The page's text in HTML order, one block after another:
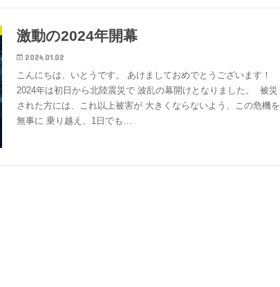
激動の2024年開幕
2024.01.02
こんにちは、いとうです。 あけましておめでとうございます！ ㅤㅤ
2024年は初日から北陸震災で 波乱の幕開けとなりました。 ㅤ 被災
された方には、これ以上被害が 大きくならないよう、この危機を
無事に 乗り越え、1日でも…